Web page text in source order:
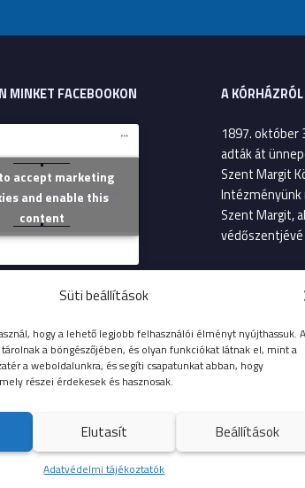
Süti beállítások
hogy a lehető legjobb felhasználói élményt nyújthassuk. A
a böngészőjében, és olyan funkciókat látnak el, mint a
a weboldalunkra, és segíti csapatunkat abban, hogy
részei érdekesek és hasznosak.
Elutasít Beállítások
Adatvédelmi tájékoztatók
MINKET FACEBOOKON
Margit Kórház
accept marketing
and enable this
content
A KÓRHÁZRÓL
1897. október
adták át
Szent Margit
Intézményünk
Szent Margit,
2013. január
költségvetési
Szent Margit
betegellátás
Budapesti Szent Margit Kórház